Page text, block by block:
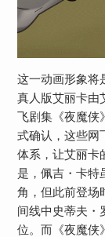
这一动画形象将
真人版艾丽卡由
飞剧集《夜魔侠
式确认，这些网
体系，让艾丽卡
是，佩吉・卡
角，但此前登场
间线中史蒂夫・
位。而《夜魔侠